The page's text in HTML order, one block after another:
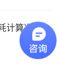
跑步机的卡路里消耗计算准确吗？